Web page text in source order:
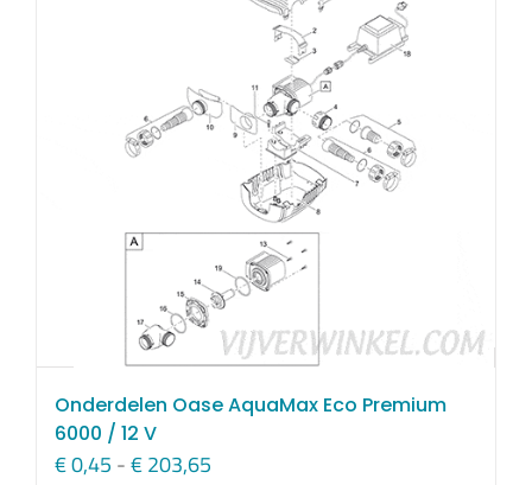
Onderdelen Oase AquaMax Eco Premium
6000 / 12 V
€0,45 -€203,65